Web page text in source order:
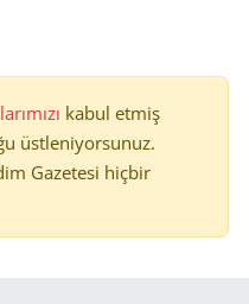
kabul etmiş
üstleniyorsunuz.
Gazetesi hiçbir